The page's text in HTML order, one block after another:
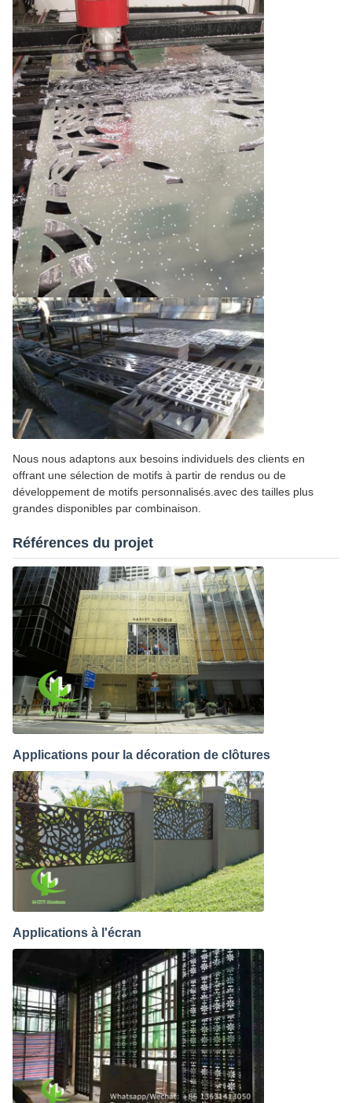
Nous nous adaptons aux besoins individuels des clients en
offrant une sélection de motifs à partir de rendus ou de
développement de motifs personnalisés.avec des tailles plus
grandes disponibles par combinaison.
Références du projet
Applications pour la décoration de clôtures
Applications à l'écran